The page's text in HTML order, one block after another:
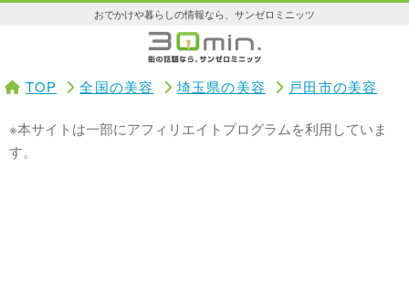
おでかけや暮らしの情報なら、サンゼロミニッツ
TOP 全国の美容 埼玉県の美容 戸田市の美容
※本サイトは一部にアフィリエイトプログラムを利用していま
す。